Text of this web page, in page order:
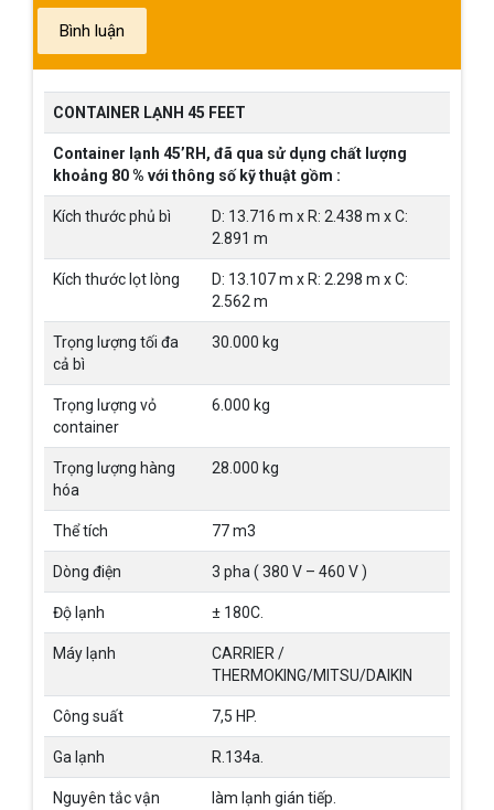
Bình luận
CONTAINER LẠNH 45 FEET
Container lạnh 45’RH, đã qua sử dụng chất lượng
khoảng 80 % với thông số kỹ thuật gồm :
Kích thước phủ bì
D: 13.716 m x R: 2.438 m x C:
2.891 m
Kích thước lọt lòng
D: 13.107 m x R: 2.298 m x C:
2.562 m
Trọng lượng tối đa
cả bì
30.000 kg
Trọng lượng vỏ
container
6.000 kg
Trọng lượng hàng
hóa
28.000 kg
Thể tích 77 m3
Dòng điện 3 pha ( 380 V – 460 V )
Độ lạnh ± 180C.
Máy lạnh
CARRIER /
THERMOKING/MITSU/DAIKIN
Công suất 7,5 HP.
Ga lạnh R.134a.
Nguyên tắc vận
làm lạnh gián tiếp.